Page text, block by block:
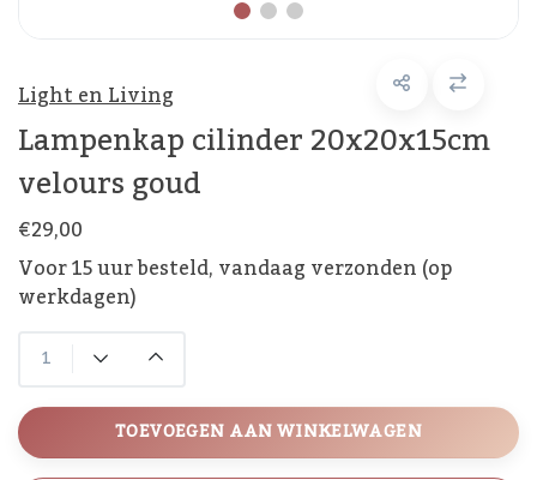
Light en Living
Lampenkap cilinder 20x20x15cm
velours goud
€29,00
Voor 15 uur besteld, vandaag verzonden (op
werkdagen)
TOEVOEGEN AAN WINKELWAGEN